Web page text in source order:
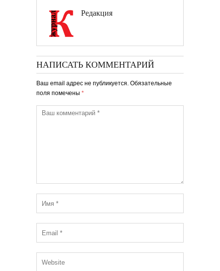
Редакция
НАПИСАТЬ КОММЕНТАРИЙ
Ваш email адрес не публикуется. Обязательные
поля помечены *